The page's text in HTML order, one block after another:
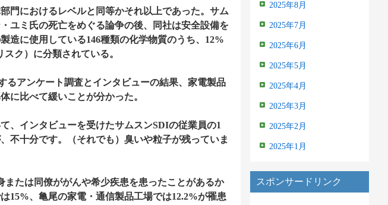
門におけるレベルと同等かそれ以上であった。サム
ユミ氏の死亡をめぐる論争の後、同社は安全設備を
造に使用している146種類の化学物質のうち、12%
ク）に分類されている。
るアンケート調査とインタビューの結果、家電製品
に比べて緩いことが分かった。
、インタビューを受けたサムスンSDIの従業員の1
不十分です。（それでも）臭いや粒子が残っていま
または同僚ががんや希少疾患を患ったことがあるか
15%、亀尾の家電・通信製品工場では12.2%が罹患
2025年8月
2025年7月
2025年6月
2025年5月
2025年4月
2025年3月
2025年2月
2025年1月
スポンサードリンク